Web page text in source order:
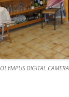
OLYMPUS DIGITAL CAMERA